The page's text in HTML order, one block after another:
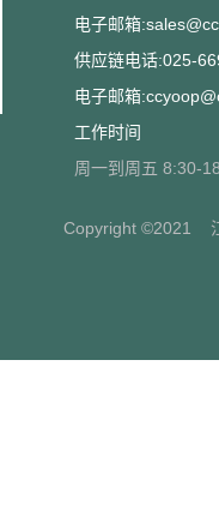
电子邮箱
供应链电话:025-
电子邮箱
工作时间
周一到周五 8:30-
Copyright ©2021